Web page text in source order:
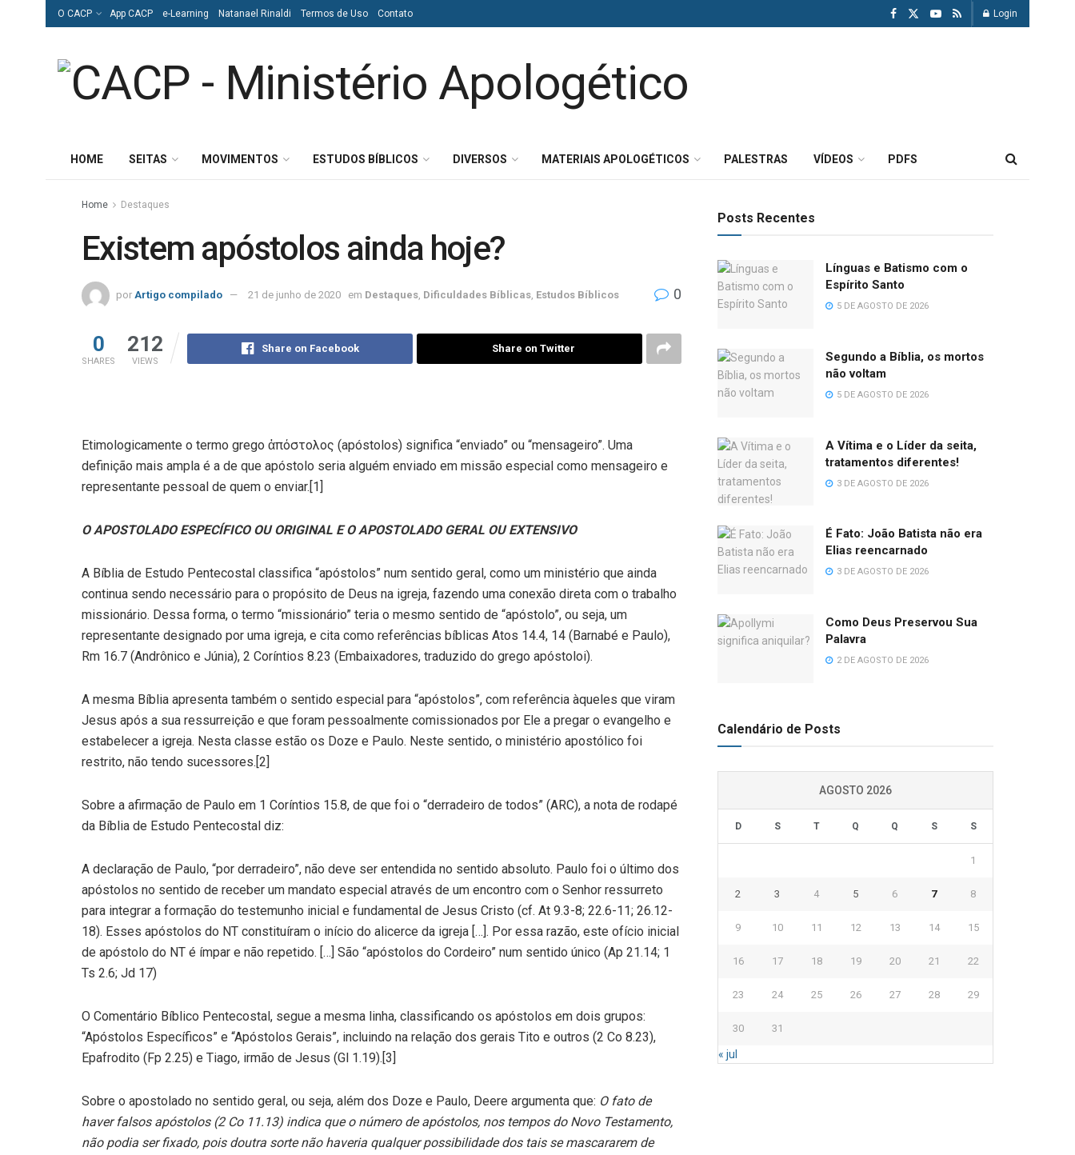
O CACP App CACP e-Learning Natanael Rinaldi Termos de Uso Contato Login
HOME SEITAS MOVIMENTOS ESTUDOS BÍBLICOS DIVERSOS MATERIAIS APOLOGÉTICOS PALESTRAS VÍDEOS PDFS
Home Destaques
Existem apóstolos ainda hoje?
por Artigo compilado 21 de junho de 2020 em Destaques Dificuldades Bíblicas Estudos Bíblicos 0
0
SHARES
212
VIEWS
Share on Facebook Share on Twitter
Etimologicamente o termo grego ἀπόστολος (apóstolos) significa “enviado” ou “mensageiro”. Uma
definição mais ampla é a de que apóstolo seria alguém enviado em missão especial como mensageiro e
representante pessoal de quem o enviar.[1]
O APOSTOLADO ESPECÍFICO OU ORIGINAL E O APOSTOLADO GERAL OU EXTENSIVO
A Bíblia de Estudo Pentecostal classifica “apóstolos” num sentido geral, como um ministério que ainda
continua sendo necessário para o propósito de Deus na igreja, fazendo uma conexão direta com o trabalho
missionário. Dessa forma, o termo “missionário” teria o mesmo sentido de “apóstolo”, ou seja, um
representante designado por uma igreja, e cita como referências bíblicas Atos 14.4, 14 (Barnabé e Paulo),
Rm 16.7 (Andrônico e Júnia), 2 Coríntios 8.23 (Embaixadores, traduzido do grego apóstoloi).
A mesma Bíblia apresenta também o sentido especial para “apóstolos”, com referência àqueles que viram
Jesus após a sua ressurreição e que foram pessoalmente comissionados por Ele a pregar o evangelho e
estabelecer a igreja. Nesta classe estão os Doze e Paulo. Neste sentido, o ministério apostólico foi
restrito, não tendo sucessores.[2]
Sobre a afirmação de Paulo em 1 Coríntios 15.8, de que foi o “derradeiro de todos” (ARC), a nota de rodapé
da Bíblia de Estudo Pentecostal diz:
A declaração de Paulo, “por derradeiro”, não deve ser entendida no sentido absoluto. Paulo foi o último dos
apóstolos no sentido de receber um mandato especial através de um encontro com o Senhor ressurreto
para integrar a formação do testemunho inicial e fundamental de Jesus Cristo (cf. At 9.3-8; 22.6-11; 26.12-
18). Esses apóstolos do NT constituíram o início do alicerce da igreja […]. Por essa razão, este ofício inicial
de apóstolo do NT é ímpar e não repetido. […] São “apóstolos do Cordeiro” num sentido único (Ap 21.14; 1
Ts 2.6; Jd 17)
O Comentário Bíblico Pentecostal, segue a mesma linha, classificando os apóstolos em dois grupos:
“Apóstolos Específicos” e “Apóstolos Gerais”, incluindo na relação dos gerais Tito e outros (2 Co 8.23),
Epafrodito (Fp 2.25) e Tiago, irmão de Jesus (Gl 1.19).[3]
Sobre o apostolado no sentido geral, ou seja, além dos Doze e Paulo, Deere argumenta que: O fato de
haver falsos apóstolos (2 Co 11.13) indica que o número de apóstolos, nos tempos do Novo Testamento,
não podia ser fixado, pois doutra sorte não haveria qualquer possibilidade dos tais se mascararem de
Posts Recentes
Línguas e Batismo com o
Espírito Santo
5 DE AGOSTO DE 2026
Segundo a Bíblia, os mortos
não voltam
5 DE AGOSTO DE 2026
A Vítima e o Líder da seita,
tratamentos diferentes!
3 DE AGOSTO DE 2026
É Fato: João Batista não era
Elias reencarnado
3 DE AGOSTO DE 2026
Como Deus Preservou Sua
Palavra
2 DE AGOSTO DE 2026
Calendário de Posts
AGOSTO 2026
D S T Q Q S S
1
2 3 4 5 6 7 8
9 10 11 12 13 14 15
16 17 18 19 20 21 22
23 24 25 26 27 28 29
30 31
« jul